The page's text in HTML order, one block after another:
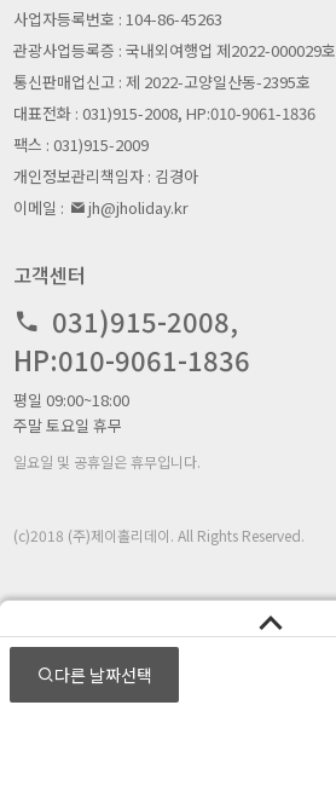
다른 날짜선택
사업자등록번호 : 104-86-45263
관광사업등록증 : 국내외여행업 제2022-000029호
통신판매업신고 : 제 2022-고양일산동-2395호
대표전화 : 031)915-2008, HP:010-9061-1836
팩스 : 031)915-2009
개인정보관리책임자 : 김경아
이메일 :
jh@jholiday.kr
고객센터
031)915-2008,
HP:010-9061-1836
평일 09:00~18:00
주말 토요일 휴무
일요일 및 공휴일은 휴무입니다.
(c)2018 (주)제이홀리데이. All Rights Reserved.